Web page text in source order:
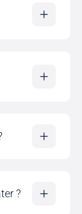
?